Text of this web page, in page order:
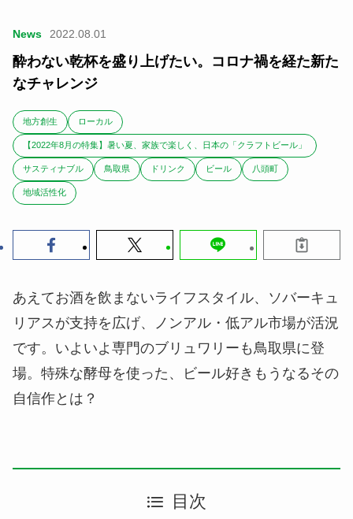
News 2022.08.01
酔わない乾杯を盛り上げたい。コロナ禍を経た新た
なチャレンジ
地方創生 ローカル
【2022年8月の特集】暑い夏、家族で楽しく、日本の「クラフトビール」
サスティナブル 鳥取県 ドリンク ビール 八頭町
地域活性化
あえてお酒を飲まないライフスタイル、ソバーキュ
リアスが支持を広げ、ノンアル・低アル市場が活況
です。いよいよ専門のブリュワリーも鳥取県に登
場。特殊な酵母を使った、ビール好きもうなるその
自信作とは？
目次